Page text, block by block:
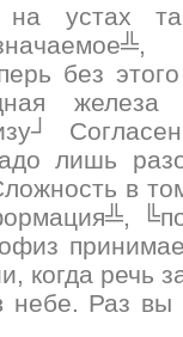
устах
без
железа
лишь
в
когда речь
Раз вы